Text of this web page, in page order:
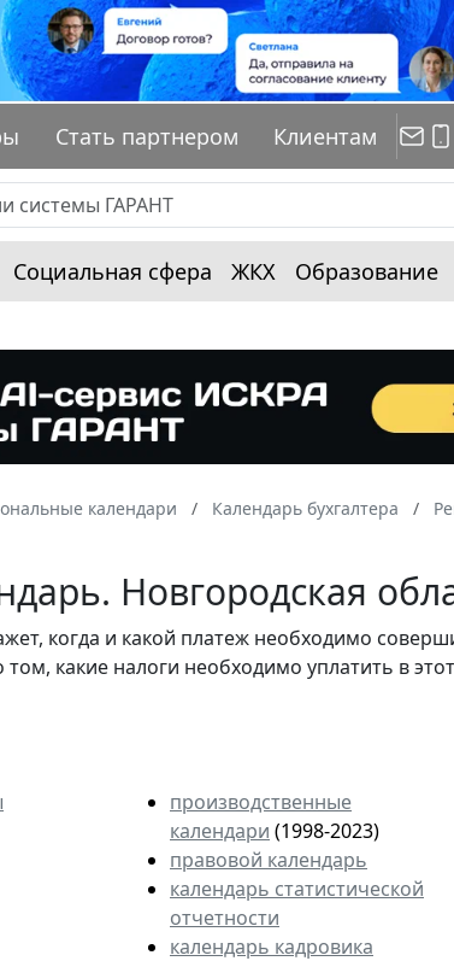
Стать партнером Клиентам
Социальная сфера ЖКХ Образование
календари Календарь бухгалтера
Новгородская
когда и какой платеж необходимо
какие налоги необходимо уплатить в
производственные
календари (1998-2023)
правовой календарь
календарь статистической
отчетности
календарь кадровика